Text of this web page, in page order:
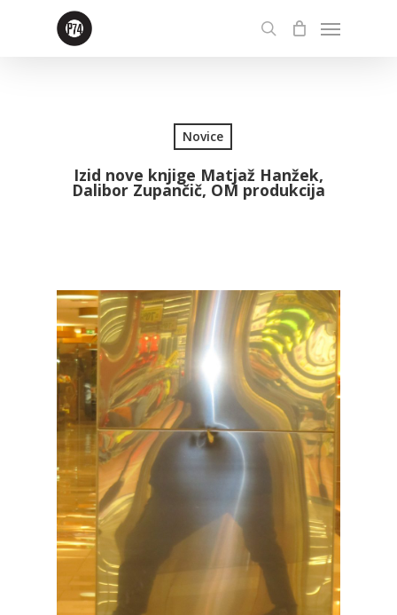
search
Menu
Novice
Izid nove knjige Matjaž Hanžek,
Dalibor Zupančič, OM produkcija